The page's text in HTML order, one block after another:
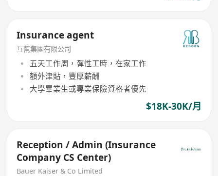
Insurance agent
互幫集團有限公司
五天工作周，彈性工時，在家工作
額外津貼，豐厚薪酬
大學畢業生或專業保險資格者優先
$18K-30K/月
Reception / Admin (Insurance
Company CS Center)
Bauer Kaiser & Co Limited